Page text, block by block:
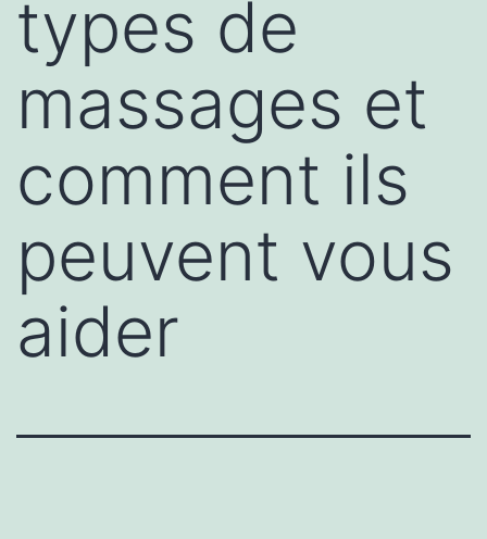
types de
massages et
comment ils
peuvent vous
aider